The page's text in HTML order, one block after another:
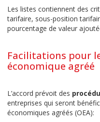
Les listes contiennent des
tarifaire, sous-position
pourcentage de valeur
Facilitations pour
économique agréé
L’accord prévoit des
entreprises qui seront
économiques agréés (OEA):